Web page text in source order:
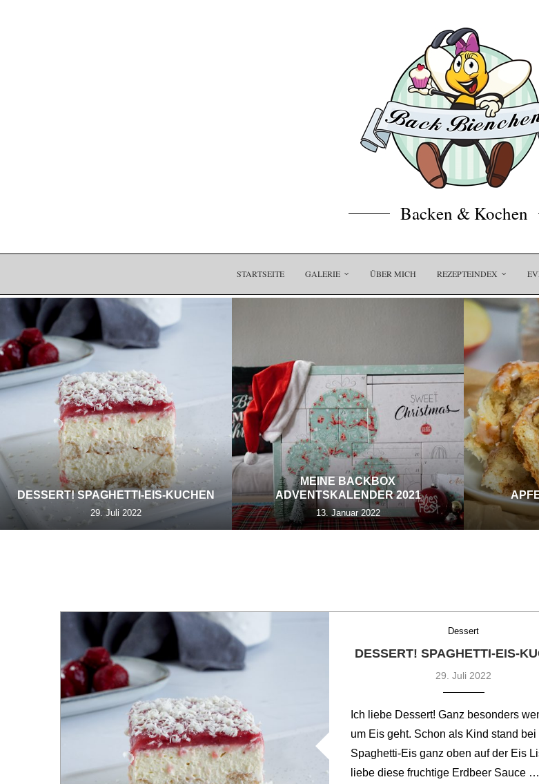
Backen & Kochen
STARTSEITE GALERIE ÜBER MICH REZEPTEINDEX
DESSERT! SPAGHETTI-EIS-KUCHEN
29. Juli 2022
MEINE BACKBOX
ADVENTSKALENDER 2021
13. Januar 2022
Dessert
DESSERT! SPAGHETTI-EIS-
29. Juli 2022
Ich liebe Dessert! Ganz besonders
um Eis geht. Schon als Kind stand bei
Spaghetti-Eis ganz oben auf der Eis
liebe diese fruchtige Erdbeer Sauce …